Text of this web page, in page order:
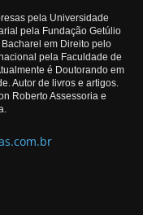
pela Universidade
pela Fundação Getúlio
em Direito pelo
pela Faculdade de
é Doutorando em
Autor de livros e artigos.
Roberto Assessoria e